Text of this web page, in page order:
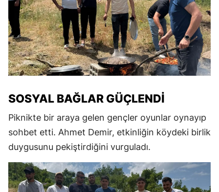
SOSYAL BAĞLAR GÜÇLENDI
Piknikte bir araya gelen gençler oyunlar oynayıp
sohbet etti. Ahmet Demir, etkinliğin köydeki birlik
duygusunu pekiştirdiğini vurguladı.